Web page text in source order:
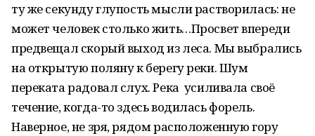
ту же секунду глупость мысли растворилась: не
может человек столько жить…Просвет впереди
предвещал скорый выход из леса. Мы выбрались
на открытую поляну к берегу реки. Шум
переката радовал слух. Река усиливала своё
течение, когда-то здесь водилась форель.
Наверное, не зря, рядом расположенную гору